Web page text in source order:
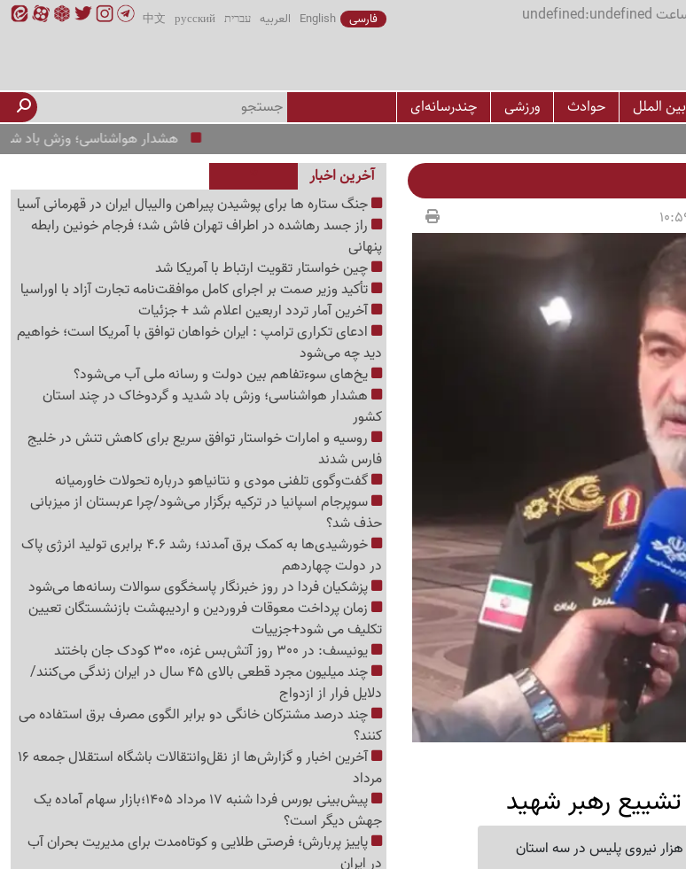
فارسی English العربیه עברית русский
中文
بین الملل حوادث ورزشی
چندرسانه‌ای
هشدار هواشناسی؛ وزش باد شدید و
فرمانده کل انتظامی کشور از اجرای طرح ویژه امنیتی و ترافیکی و آماده‌باش 65 هزار نیروی پلیس در سه استان
آخرین اخبار
جنگ ستاره ها برای پوشیدن پیراهن والیبال ایران در قهرمانی آسیا
راز جسد رهاشده در اطراف تهران فاش شد؛ فرجام خونین رابطه
پنهانی
چین خواستار تقویت ارتباط با آمریکا شد
تأکید وزیر صمت بر اجرای کامل موافقت‌نامه تجارت آزاد با اوراسیا
آخرین آمار تردد اربعین اعلام شد + جزئیات
ادعای تکراری ترامپ : ایران خواهان توافق با آمریکا است؛ خواهیم
دید چه می‌شود
یخ‌های سوءتفاهم بین دولت و رسانه ملی آب می‌شود؟
هشدار هواشناسی؛ وزش باد شدید و گردوخاک در چند استان
کشور
روسیه و امارات خواستار توافق سریع برای کاهش تنش در خلیج
فارس شدند
گفت‌وگوی تلفنی مودی و نتانیاهو درباره تحولات خاورمیانه
سوپرجام اسپانیا در ترکیه برگزار می‌شود/چرا عربستان از میزبانی
حذف شد؟
خورشیدی‌ها به کمک برق آمدند؛ رشد 4.6 برابری تولید انرژی پاک
در دولت چهاردهم
پزشکیان فردا در روز خبرنگار پاسخگوی سوالات رسانه‌ها می‌شود
زمان پرداخت معوقات فروردین و اردیبهشت بازنشستگان تعیین
تکلیف می شود+جزییات
یونیسف: در 300 روز آتش‌بس غزه، 300 کودک جان باختند
چند میلیون مجرد قطعی بالای 45 سال در ایران زندگی می‌کنند/
دلایل فرار از ازدواج
چند درصد مشترکان خانگی دو برابر الگوی مصرف برق استفاده می
کنند؟
آخرین اخبار و گزارش‌ها از نقل‌وانتقالات باشگاه استقلال جمعه 16
مرداد
پیش‌بینی بورس فردا شنبه 17 مرداد 1405؛بازار سهام آماده یک
جهش دیگر است؟
پاییز پربارش؛ فرصتی طلایی و کوتاه‌مدت برای مدیریت بحران آب
در ایران